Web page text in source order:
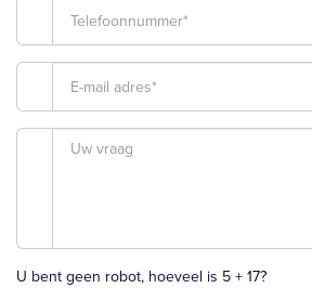
U bent geen robot, hoeveel is 5 + 17?